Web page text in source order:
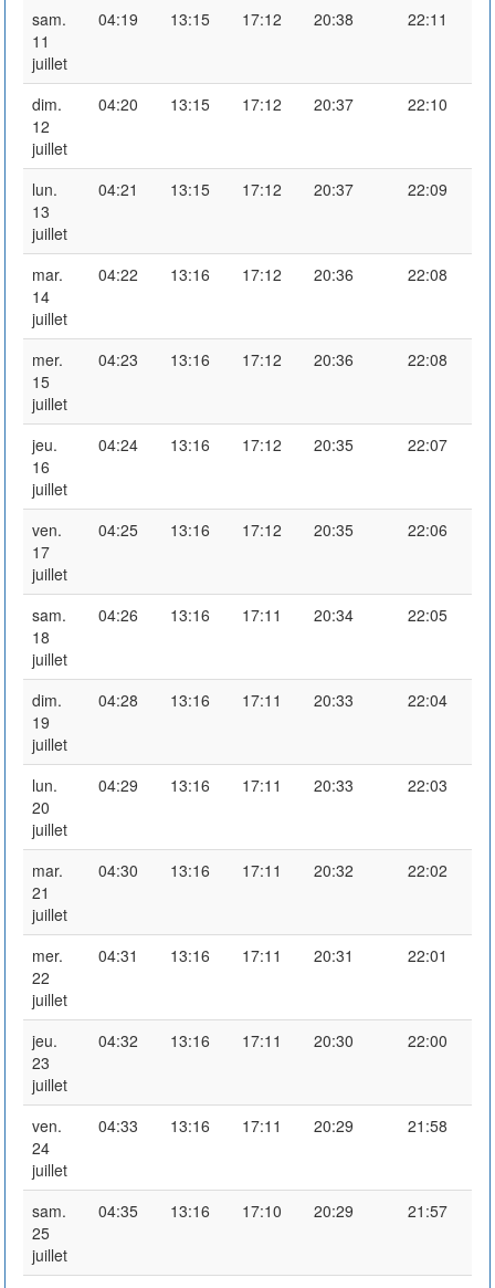
sam.
11
juillet
04:19 13:15 17:12 20:38 22:11
dim.
12
juillet
04:20 13:15 17:12 20:37 22:10
lun.
13
juillet
04:21 13:15 17:12 20:37 22:09
mar.
14
juillet
04:22 13:16 17:12 20:36 22:08
mer.
15
juillet
04:23 13:16 17:12 20:36 22:08
jeu.
16
juillet
04:24 13:16 17:12 20:35 22:07
ven.
17
juillet
04:25 13:16 17:12 20:35 22:06
sam.
18
juillet
04:26 13:16 17:11 20:34 22:05
dim.
19
juillet
04:28 13:16 17:11 20:33 22:04
lun.
20
juillet
04:29 13:16 17:11 20:33 22:03
mar.
21
juillet
04:30 13:16 17:11 20:32 22:02
mer.
22
juillet
04:31 13:16 17:11 20:31 22:01
jeu.
23
juillet
04:32 13:16 17:11 20:30 22:00
ven.
24
juillet
04:33 13:16 17:11 20:29 21:58
sam.
25
juillet
04:35 13:16 17:10 20:29 21:57